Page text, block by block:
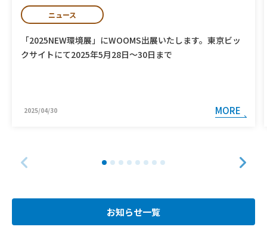
ニュース
「2025NEW環境展」にWOOMS出展いたします。東京ビッ
クサイトにて2025年5月28日～30日まで
2025/04/30 MORE
お知らせ一覧